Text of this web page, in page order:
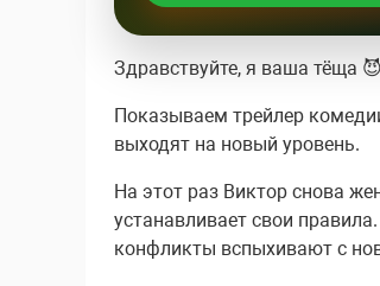
Здравствуйте, я ваша тёща 😈
Показываем трейлер
выходят на новый уровень.
На этот раз Виктор снова
устанавливает свои
конфликты вспыхивают с